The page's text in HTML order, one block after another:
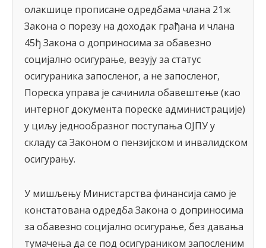
олакшице прописане одредбама члана 21ж
Закона о порезу на доходак грађана и члана
45ђ Закона о доприносима за обавезно
социјално осигурање, везују за статус
осигураника запосленог, а не запосленог,
Пореска управа је сачинила обавештење (као
интерног документа пореске администрације)
у циљу једнообразног поступања ОЈПУ у
складу са Законом о пензијском и инвалидском
осигурању.
У мишљењу Министарства финансија само је
констатована одредба Закона о доприносима
за обавезно социјално осигурање, без давања
тумачења да се под осигураником запосленим